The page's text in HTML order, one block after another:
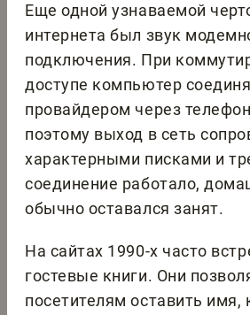
Еще одной узнаваемой
интернета был звук
подключения. При
доступе компьютер
провайдером через
поэтому выход в сеть
характерными писками и
соединение работало,
обычно оставался занят.
На сайтах 1990-х часто
гостевые книги. Они
посетителям оставить имя,